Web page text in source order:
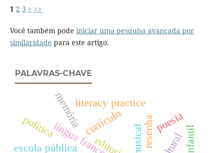
1 2 3 > >>
Você também pode iniciar uma pesquisa avançada por
similaridade para este artigo.
PALAVRAS-CHAVE
resenha
língua francesa
escola pública
currículo
memória poesia
literacy practice
política